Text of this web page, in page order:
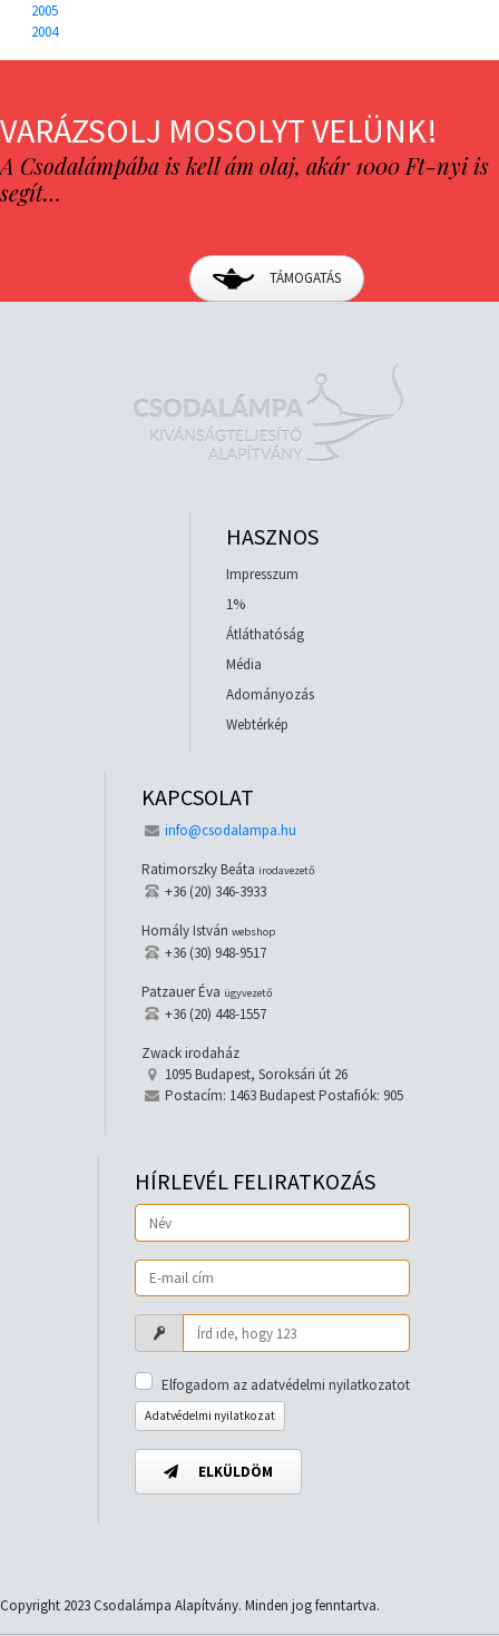
2005
2004
VARÁZSOLJ MOSOLYT VELÜNK!
A Csodalámpába is kell ám olaj, akár 1000 Ft-nyi is
segít…
TÁMOGATÁS
HASZNOS
Impresszum
1%
Átláthatóság
Média
Adományozás
Webtérkép
KAPCSOLAT
info@csodalampa.hu
Ratimorszky Beáta irodavezető
+36 (20) 346-3933
Homály István webshop
+36 (30) 948-9517
Patzauer Éva ügyvezető
+36 (20) 448-1557
Zwack irodaház
1095 Budapest, Soroksári út 26
Postacím: 1463 Budapest Postafiók: 905
HÍRLEVÉL FELIRATKOZÁS
Elfogadom az adatvédelmi nyilatkozatot
Adatvédelmi nyilatkozat
ELKÜLDÖM
Copyright 2023 Csodalámpa Alapítvány. Minden jog fenntartva.